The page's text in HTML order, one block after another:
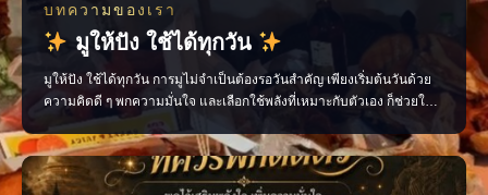
บทความของเรา
มูให้ปัง ใช้ได้ทุกวัน
มูให้ปัง ใช้ได้ทุกวัน การมูไม่จำเป็นต้องรอวันสำคัญ เพียงเริ่มต้นวันด้วย
ความคิดดี ๆ พกความมั่นใจ และเลือกใช้พลังที่เหมาะกับตัวเอง ก็ช่วยให้
ชีวิตประจำวันไหลลื่นขึ้นได้ ไม่ว่าจะเป็นเรื่องงาน การเงิน ความรัก หรือ
โอกาสใหม่ ๆ ทุกอย่างเริ่มต้นได้จาก “พลังใจ” ของเราเอง ติดตามเรื่องราว
สายมูแบบเข้าใจง่าย พร้อ